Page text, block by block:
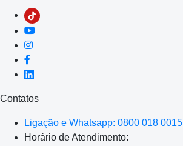
Contatos
Ligação e Whatsapp: 0800 018 0015
Horário de Atendimento: